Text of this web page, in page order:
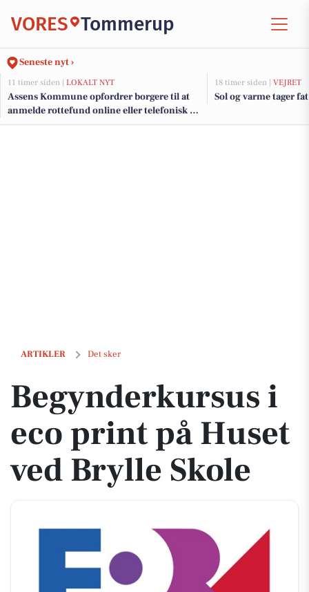
VORES Tommerup
Seneste nyt ›
11 timer siden | LOKALT NYT
Assens Kommune opfordrer borgere til at
anmelde rottefund online eller telefonisk på
hverdage
18 timer siden | VEJRET
Sol og varme tager
ARTIKLER Det sker
Begynderkursus i eco print på Huset ved Brylle Skole
Begynderkursus i
eco print på Huset
ved Brylle Skole